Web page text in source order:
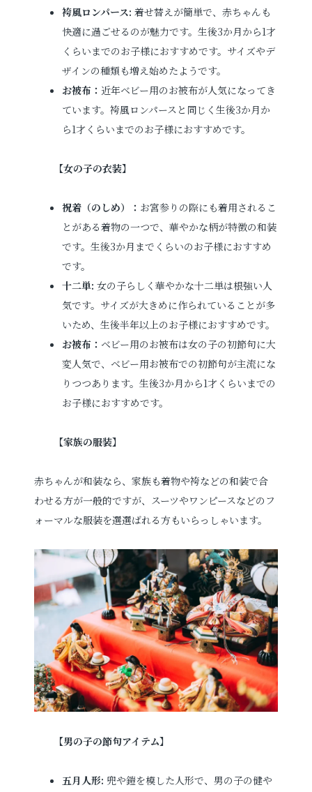
袴風ロンパース: 着せ替えが簡単で、赤ちゃんも
快適に過ごせるのが魅力です。生後3か月から1才
くらいまでのお子様におすすめです。サイズやデ
ザインの種類も増え始めたようです。
お被布： 近年ベビー用のお被布が人気になってき
ています。袴風ロンパースと同じく生後3か月か
ら1才くらいまでのお子様におすすめです。
【女の子の衣装】
祝着（のしめ）： お宮参りの際にも着用されるこ
とがある着物の一つで、華やかな柄が特徴の和装
です。生後3か月までくらいのお子様におすすめ
です。
十二単: 女の子らしく華やかな十二単は根強い人
気です。サイズが大きめに作られていることが多
いため、生後半年以上のお子様におすすめです。
お被布：ベビー用のお被布は女の子の初節句に大
変人気で、ベビー用お被布での初節句が主流にな
りつつあります。生後3か月から1才くらいまでの
お子様におすすめです。
【家族の服装】
赤ちゃんが和装なら、家族も着物や袴などの和装で合
わせる方が一般的ですが、スーツやワンピースなどのフ
ォーマルな服装を選選ばれる方もいらっしゃいます。
【男の子の節句アイテム】
五月人形: 兜や鎧を模した人形で、男の子の健や